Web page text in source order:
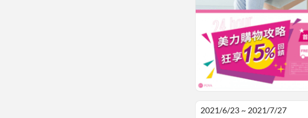
2021/6/23 ~ 2021/7/27